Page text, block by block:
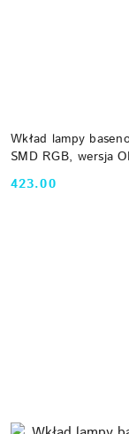
Wkład lampy
SMD RGB, wersja
Cena:
423.00